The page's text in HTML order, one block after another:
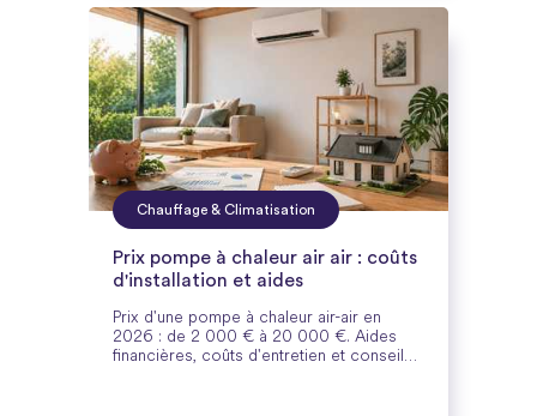
Chauffage & Climatisation
Prix pompe à chaleur air air : coûts
d'installation et aides
Prix d'une pompe à chaleur air-air en
2026 : de 2 000 € à 20 000 €. Aides
financières, coûts d'entretien et conseils